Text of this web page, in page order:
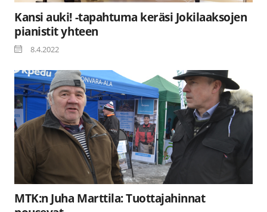
Kansi auki! -tapahtuma keräsi Jokilaaksojen
pianistit yhteen
8.4.2022
MTK:n Juha Marttila: Tuottajahinnat